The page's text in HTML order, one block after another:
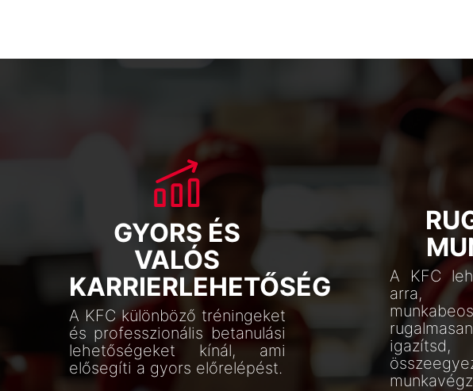
GYORS ÉS
VALÓS
KARRIERLEHETŐSÉG
A KFC különböző tréningeket
és professzionális betanulási
lehetőségeket kínál, ami
elősegíti a gyors előrelépést.
A KFC